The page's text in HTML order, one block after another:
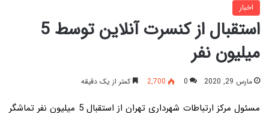
اخبار
استقبال از کنسرت آنلاین توسط 5
میلیون نفر
مارس 29, 2020 0
2,700 کمتر از یک دقیقه
مسئول مرکز ارتباطات شهرداری تهران از استقبال 5 میلیون نفر تماشگر